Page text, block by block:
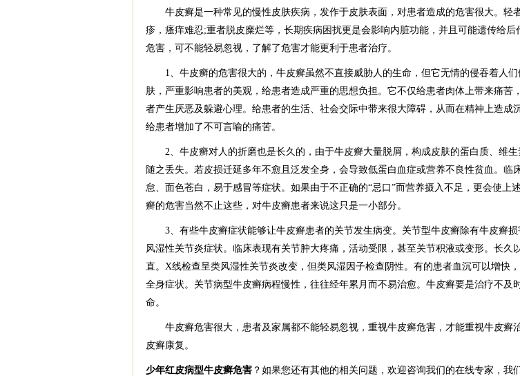
牛皮癣是一种常见的慢性皮肤疾病，发作于皮肤表面，对患者造成的危害很大。轻
疹，瘙痒难忍;重者脱皮糜烂等，长期疾病困扰更是会影响内脏功能，并且可能遗传给后
危害，可不能轻易忽视，了解了危害才能更利于患者治疗。
1、牛皮癣的危害很大的，牛皮癣虽然不直接威胁人的生命，但它无情的侵吞着人们
肤，严重影响患者的美观，给患者造成严重的思想负担。它不仅给患者肉体上带来痛苦
者产生厌恶及躲避心理。给患者的生活、社会交际中带来很大障碍，从而在精神上造成
给患者增加了不可言喻的痛苦。
2、牛皮癣对人的折磨也是长久的，由于牛皮癣大量脱屑，构成皮肤的蛋白质、维生
随之丢失。若皮损迁延多年不愈且泛发全身，会导致低蛋白血症或营养不良性贫血。临
怠、面色苍白，易于感冒等症状。如果由于不正确的“忌口”而营养摄入不足，更会使上
癣的危害当然不止这些，对牛皮癣患者来说这只是一小部分。
3、有些牛皮癣症状能够让牛皮癣患者的关节发生病变。关节型牛皮癣除有牛皮癣损
风湿性关节炎症状。临床表现有关节肿大疼痛，活动受限，甚至关节积液或变形。长久
直。X线检查呈类风湿性关节炎改变，但类风湿因子检查阴性。有的患者血沉可以增快
全身症状。关节病型牛皮癣病程慢性，往往经年累月而不易治愈。牛皮癣要是治疗不及
命。
牛皮癣危害很大，患者及家属都不能轻易忽视，重视牛皮癣危害，才能重视牛皮癣
皮癣康复。
少年红皮病型牛皮癣危害 ？如果您还有其他的相关问题，欢迎咨询我们的在线专家，我